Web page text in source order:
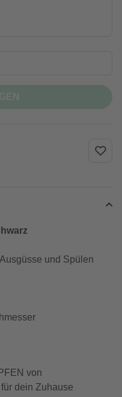
und Spülen
von
dein Zuhause